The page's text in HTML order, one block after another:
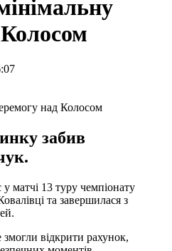
забив
у матчі 13 туру чемпіонату
та завершилася з
відкрити рахунок,